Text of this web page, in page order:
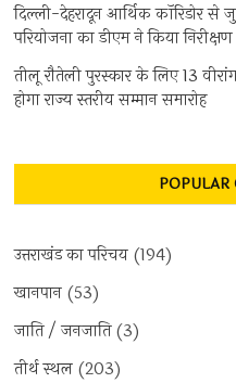
दिल्ली-देहरादून आर्थिक कॉरिडोर से
परियोजना का डीएम ने किया निरीक्षण
तीलू रौतेली पुरस्कार के लिए 13
होगा राज्य स्तरीय सम्मान समारोह
POPULAR
उत्तराखंड का परिचय (194)
खानपान (53)
जाति / जनजाति(3)
तीर्थ स्थल (203)